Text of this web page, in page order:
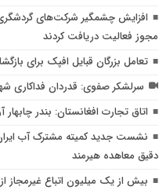
مجوز فعالیت دریافت کردند
تعامل بزرگان قبایل افپک برای
سرلشکر صفوی: قدردان فداکاری
اتاق تجارت افغانستان: بندر چابهار
نشست جدید کمیته مشترک آب ایران
دقیق معاهده هیرمند
بیش از یک میلیون اتباع غیرمجاز